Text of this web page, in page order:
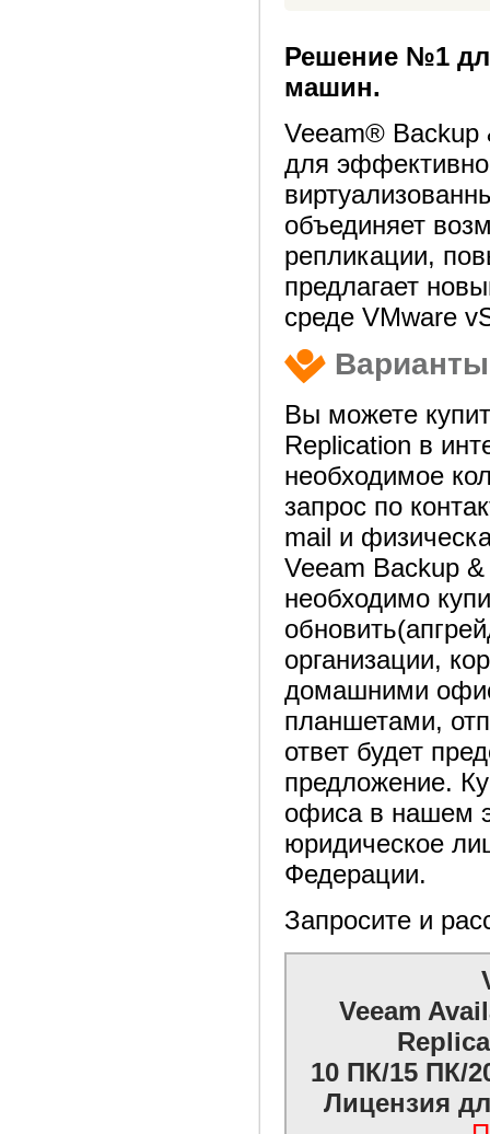
Решение №1
машин.
Veeam® Backup
для
объединяет
репликации,
предлагает
среде VMware
Вы можете
Replication в
необходимое
запрос по
mail и
Veeam Backup
необходимо
организации,
домашними
планшетами,
ответ будет
предложение.
офиса в нашем
юридическое
Федерации.
Запросите и
Veeam
10 ПК/15 ПК/
Лицензия